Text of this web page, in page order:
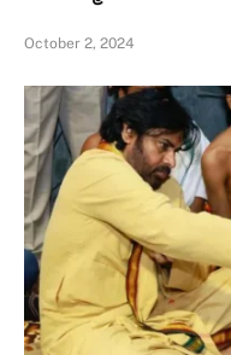
October 2, 2024